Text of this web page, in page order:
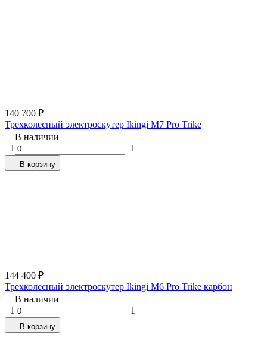
140 700 ₽
Трехколесный электроскутер Ikingi M7 Pro Trike
В наличии
1
1
В корзину
144 400 ₽
Трехколесный электроскутер Ikingi M6 Pro Trike карбон
В наличии
1
1
В корзину